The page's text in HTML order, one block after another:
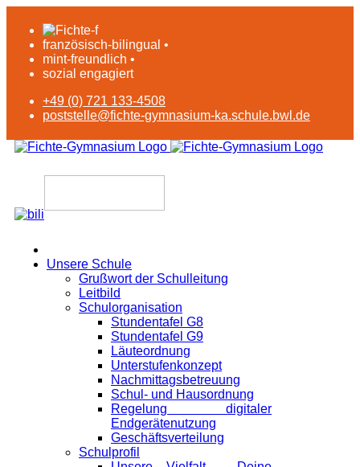
französisch-bilingual •
mint-freundlich •
sozial engagiert
+49 (0) 721 133-4508
poststelle@fichte-gymnasium-ka.schule.bwl.de
Unsere Schule
Grußwort der Schulleitung
Leitbild
Schulorganisation
Stundentafel G8
Stundentafel G9
Läuteordnung
Unterstufenkonzept
Nachmittagsbetreuung
Schul- und Hausordnung
Regelung digitaler
Endgeräte­nutzung
Geschäftsverteilung
Schulprofil